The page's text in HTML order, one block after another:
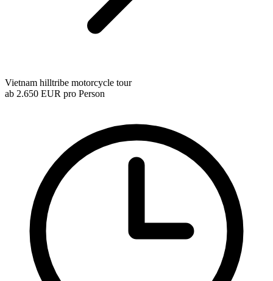
Vietnam hilltribe motorcycle tour
ab 2.650 EUR pro Person